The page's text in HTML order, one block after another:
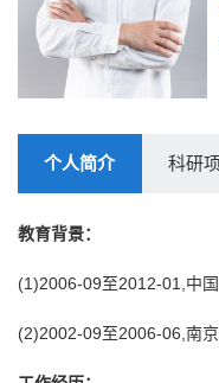
个人简介 科研
教育背景：
(1)2006-09至2012-01,中
(2)2002-09至2006-06,南